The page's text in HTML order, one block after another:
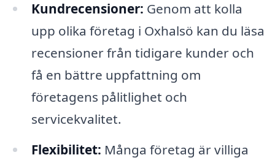
Kundrecensioner: Genom att kolla
upp olika företag i Oxhalsö kan du läsa
recensioner från tidigare kunder och
få en bättre uppfattning om
företagens pålitlighet och
servicekvalitet.
Flexibilitet: Många företag är villiga